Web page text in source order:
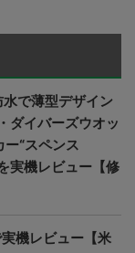
で薄型デザイン
ダイバーズウオッ
“スペンス
実機レビュー【修
機レビュー【米